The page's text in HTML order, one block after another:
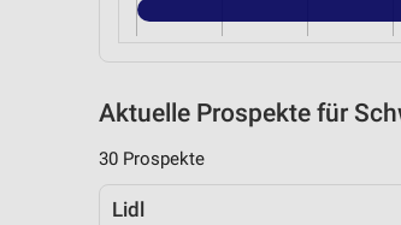
Aktuelle Prospekte für
30 Prospekte
Lidl